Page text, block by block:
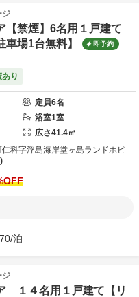
ジ
【禁煙】6名用１戸建て
車場1台無料】
即予約
り
定員6名
浴室1室
広さ41.4㎡
仁科字浮島海岸堂ヶ島ランドホピ
/泊
ジ
１４名用１戸建て【リ